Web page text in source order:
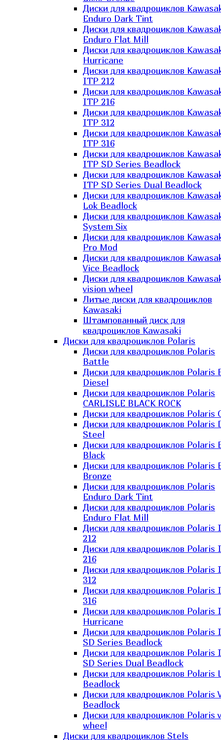
Диски для квадроциклов
Enduro Dark Tint
Диски для квадроциклов
Enduro Flat Mill
Диски для квадроциклов
Hurricane
Диски для квадроциклов
ITP 212
Диски для квадроциклов
ITP 216
Диски для квадроциклов
ITP 312
Диски для квадроциклов
ITP 316
Диски для квадроциклов
ITP SD Series Beadlock
Диски для квадроциклов
ITP SD Series Dual Beadlock
Диски для квадроциклов
Lok Beadlock
Диски для квадроциклов
System Six
Диски для квадроциклов
Pro Mod
Диски для квадроциклов
Vice Beadlock
Диски для квадроциклов
vision wheel
Литые диски для квадроциклов
Kawasaki​
Штампованный диск для
квадроциклов Kawasaki​
Диски для квадроциклов Polaris
Диски для квадроциклов Polaris
Battle
Диски для квадроциклов Polaris
Diesel
Диски для квадроциклов Polaris
CARLISLE BLACK ROCK
Диски для квадроциклов Polaris
Диски для квадроциклов Polaris
Steel
Диски для квадроциклов Polaris
Black
Диски для квадроциклов Polaris
Bronze
Диски для квадроциклов Polaris
Enduro Dark Tint
Диски для квадроциклов Polaris
Enduro Flat Mill
Диски для квадроциклов Polaris
212
Диски для квадроциклов Polaris
216
Диски для квадроциклов Polaris
312
Диски для квадроциклов Polaris
316
Диски для квадроциклов Polaris
Hurricane
Диски для квадроциклов Polaris
SD Series Beadlock
Диски для квадроциклов Polaris
SD Series Dual Beadlock
Диски для квадроциклов Polaris
Beadlock
Диски для квадроциклов Polaris
Beadlock
Диски для квадроциклов Polaris
wheel
Диски для квадроциклов Stels